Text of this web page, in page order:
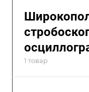
1 товар